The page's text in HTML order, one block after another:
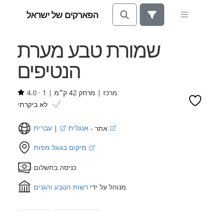
הפארקים של ישראל
שמורת טבע מערת
הנטיפים
4.0 · 1 | מרכז | מרחק 42 ק״מ
לא ביקרתי
אתר - אנגלית |
כניסה בתשלום
מנוהל על ידי רשות הטבע והגנים